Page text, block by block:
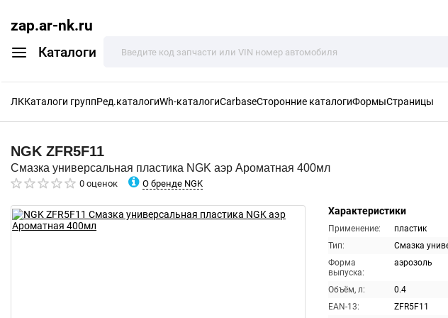
zap.ar-nk.ru
Каталоги
ЛККаталоги группРед.каталогиWh-каталогиCarbaseСторонние каталогиФормыСтраницы
NGK ZFR5F11
Смазка универсальная пластика NGK аэр Ароматная 400мл
0 оценок О бренде NGK
Характеристики
Применение:
пластик
Тип:
Смазка
Форма
выпуска:
аэрозоль
Объём, л:
0.4
EAN-13:
ZFR5F11